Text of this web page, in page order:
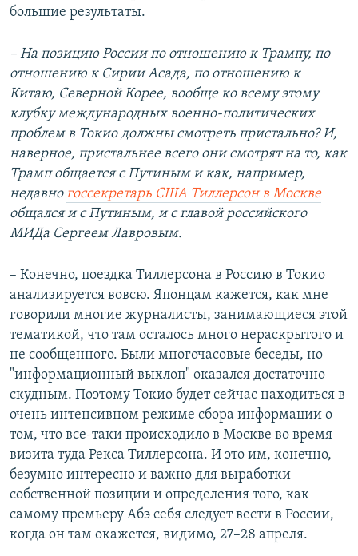
большие результаты.
– На позицию России по отношению к Трампу, по
отношению к Сирии Асада, по отношению к
Китаю, Северной Корее, вообще ко всему этому
клубку международных военно-политических
проблем в Токио должны смотреть пристально? И,
наверное, пристальнее всего они смотрят на то, как
Трамп общается с Путиным и как, например,
недавногоссекретарь США Тиллерсон в Москве
общался и с Путиным, и с главой российского
МИДа Сергеем Лавровым.
– Конечно, поездка Тиллерсона в Россию в Токио
анализируется вовсю. Японцам кажется, как мне
говорили многие журналисты, занимающиеся этой
тематикой, что там осталось много нераскрытого и
не сообщенного. Были многочасовые беседы, но
"информационный выхлоп" оказался достаточно
скудным. Поэтому Токио будет сейчас находиться в
очень интенсивном режиме сбора информации о
том, что все-таки происходило в Москве во время
визита туда Рекса Тиллерсона. И это им, конечно,
безумно интересно и важно для выработки
собственной позиции и определения того, как
самому премьеру Абэ себя следует вести в России,
когда он там окажется, видимо, 27–28 апреля.